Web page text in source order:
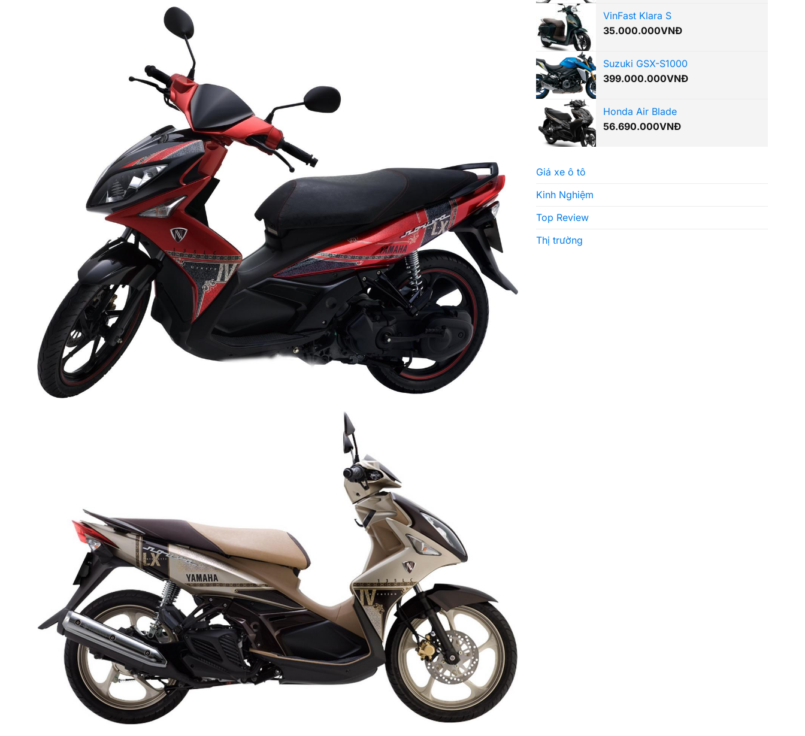
VinFast Klara S
35.000.000VNĐ
Suzuki GSX-S1000
399.000.000VNĐ
Honda Air Blade
56.690.000VNĐ
Giá xe ô tô
Kinh Nghiệm
Top Review
Thị trường